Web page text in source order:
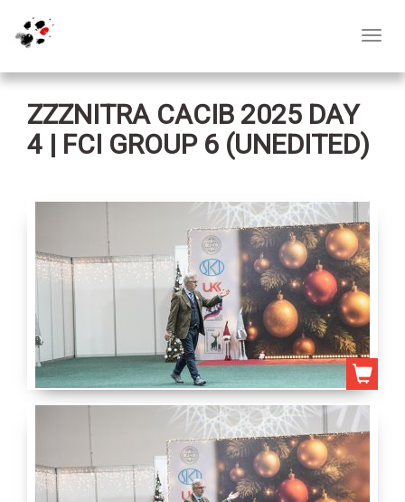
ZZZNITRA CACIB 2025 DAY
4 | FCI GROUP 6 (UNEDITED)